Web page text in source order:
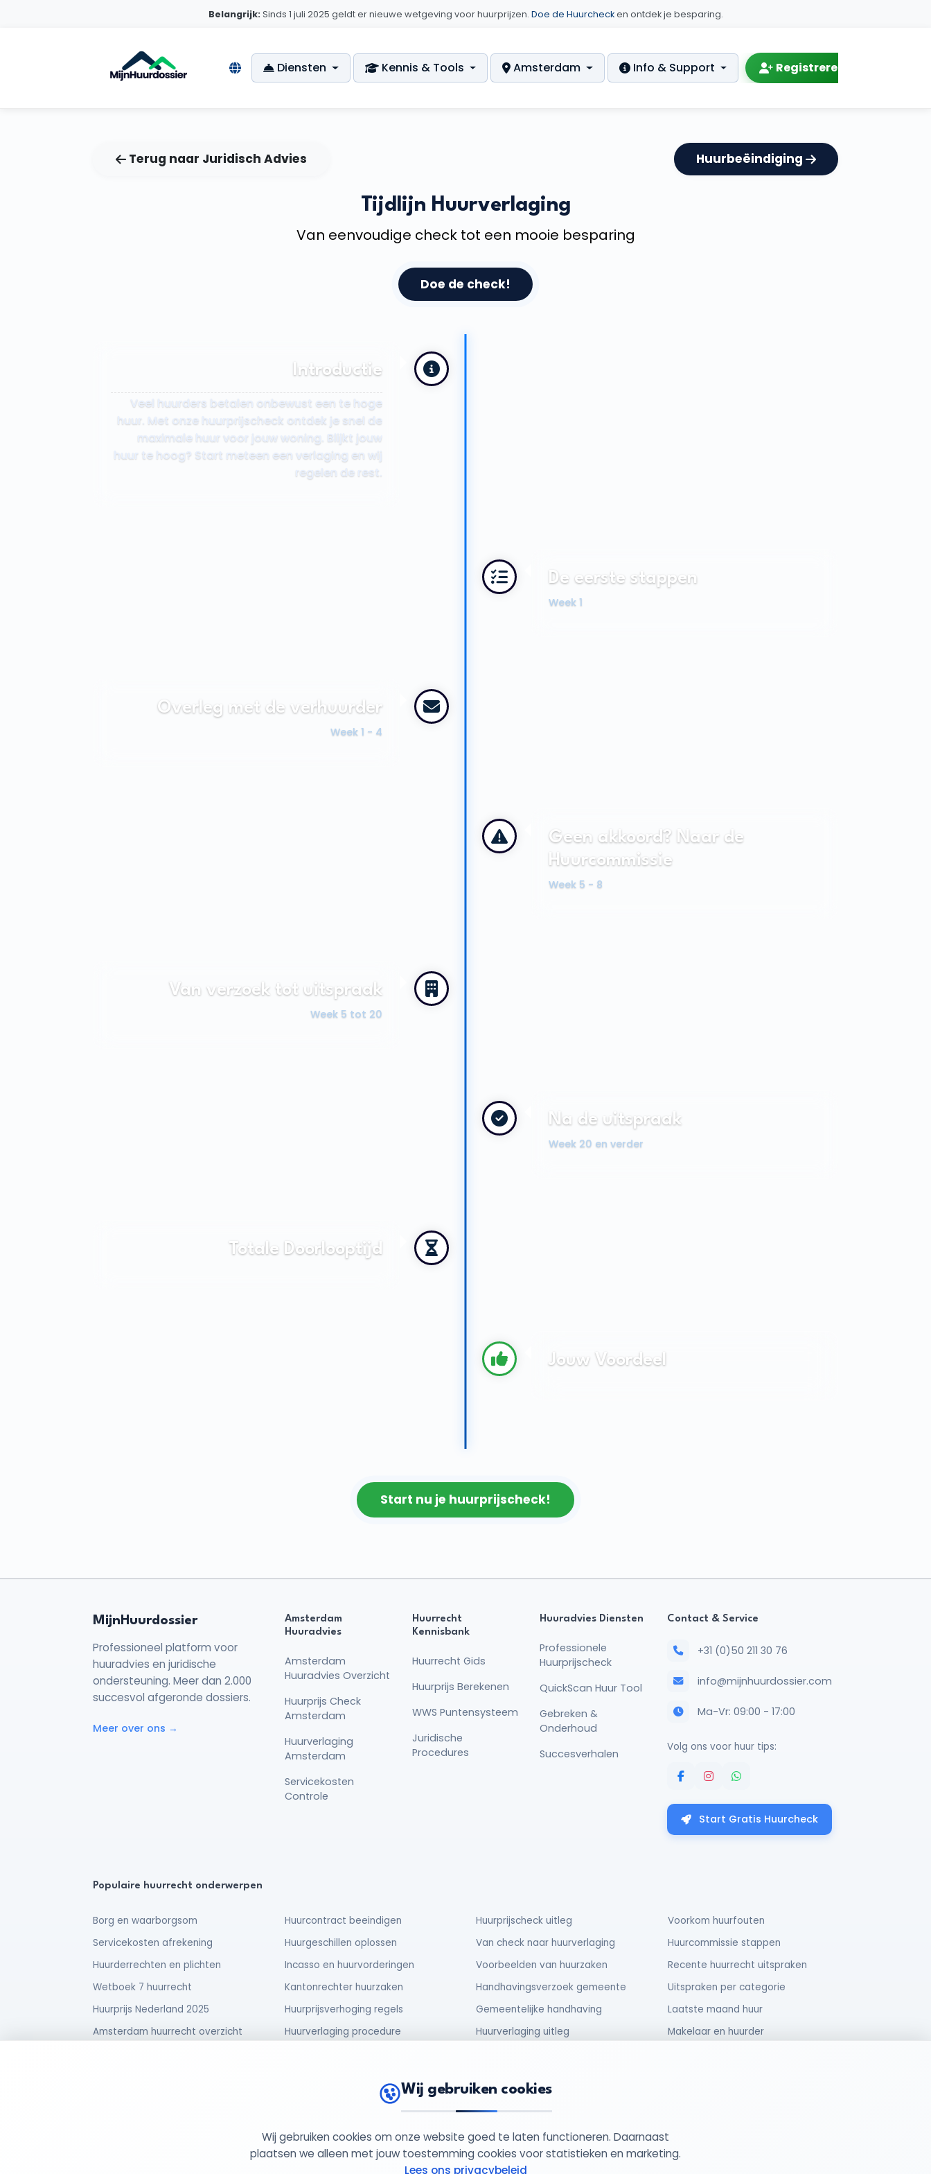
Van Huurcheck naar Huurverlaging - Jouw Stappen Plan | MijnHuurdossier
Belangrijk: Sinds 1 juli 2025 geldt er nieuwe wetgeving voor huurprijzen. Doe de Huurchecken ontdek je besparing.
Diensten Kennis & Tools Amsterdam Info & Support Registreren
Terug naar Juridisch Advies Huurbeëindiging
Tijdlijn Huurverlaging
Van eenvoudige check tot een mooie besparing
Doe de check!
Introductie
Veel huurders betalen onbewust een te hoge
huur. Met onze huurprijscheck ontdek je snel de
maximale huur voor jouw woning. Blijkt jouw
huur te hoog? Start meteen een verlaging en wij
regelen de rest.
De eerste stappen
Week 1
Overleg met de verhuurder
Week 1 - 4
Geen akkoord? Naar de
Huurcommissie
Week 5 - 8
Van verzoek tot uitspraak
Week 5 tot 20
Na de uitspraak
Week 20 en verder
Totale Doorlooptijd
Jouw Voordeel
Start nu je huurprijscheck!
MijnHuurdossier
Professioneel platform voor
huuradvies en juridische
ondersteuning. Meer dan 2.000
succesvol afgeronde dossiers.
Meer over ons →
Amsterdam
Huuradvies
Amsterdam
Huuradvies Overzicht
Huurprijs Check
Amsterdam
Huurverlaging
Amsterdam
Servicekosten
Controle
Huurrecht
Kennisbank
Huurrecht Gids
Huurprijs Berekenen
WWS Puntensysteem
Juridische
Procedures
Huuradvies Diensten
Professionele
Huurprijscheck
QuickScan Huur Tool
Gebreken &
Onderhoud
Succesverhalen
Contact & Service
+31 (0)50 211 30 76
info@mijnhuurdossier.com
Ma-Vr: 09:00 - 17:00
Volg ons voor huur tips:
Start Gratis Huurcheck
Populaire huurrecht onderwerpen
Borg en waarborgsom
Servicekosten afrekening
Huurderrechten en plichten
Wetboek 7 huurrecht
Huurprijs Nederland 2025
Amsterdam huurrecht overzicht
Huurcontract beeindigen
Huurgeschillen oplossen
Incasso en huurvorderingen
Kantonrechter huurzaken
Huurprijsverhoging regels
Huurverlaging procedure
Huurprijscheck uitleg
Van check naar huurverlaging
Voorbeelden van huurzaken
Handhavingsverzoek gemeente
Gemeentelijke handhaving
Huurverlaging uitleg
Voorkom huurfouten
Huurcommissie stappen
Recente huurrecht uitspraken
Uitspraken per categorie
Laatste maand huur
Makelaar en huurder
Opgericht 2025 -: 95949852 Privacy Beleid Cookie Beleid Algemene Voorwaarden
Wij gebruiken cookies
Wij gebruiken cookies om onze website goed te laten functioneren. Daarnaast
plaatsen we alleen met jouw toestemming cookies voor statistieken en marketing.
Lees ons privacybeleid